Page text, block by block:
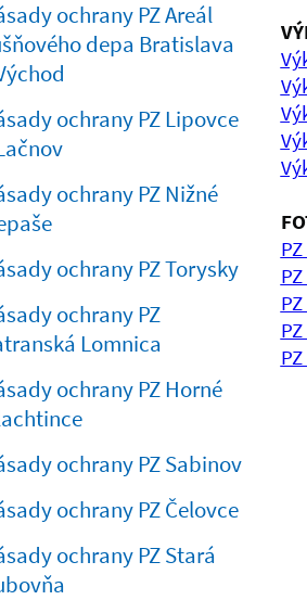
ochrany PZ Areál
depa Bratislava
ochrany PZ Lipovce
ochrany PZ Nižné
ochrany PZ Torysky
ochrany PZ
Lomnica
ochrany PZ Horné
ochrany PZ Sabinov
ochrany PZ Čelovce
ochrany PZ Stará